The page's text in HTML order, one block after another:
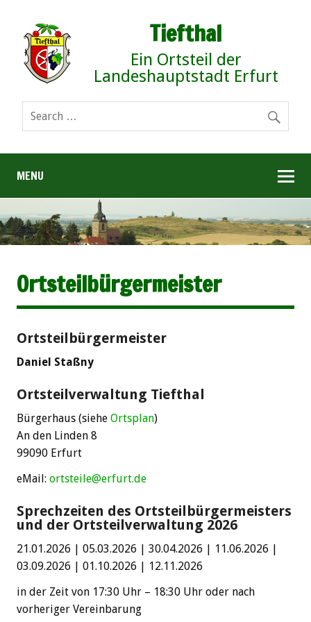
Tiefthal
Ein Ortsteil der
Landeshauptstadt Erfurt
MENU
Ortsteilbürgermeister
Ortsteilbürgermeister
Daniel Staßny
Ortsteilverwaltung Tiefthal
Bürgerhaus (siehe Ortsplan)
An den Linden 8
99090 Erfurt
eMail: ortsteile@erfurt.de
Sprechzeiten des Ortsteilbürgermeisters
und der Ortsteilverwaltung 2026
21.01.2026 | 05.03.2026 | 30.04.2026 | 11.06.2026 |
03.09.2026 | 01.10.2026 | 12.11.2026
in der Zeit von 17:30 Uhr – 18:30 Uhr oder nach
vorheriger Vereinbarung